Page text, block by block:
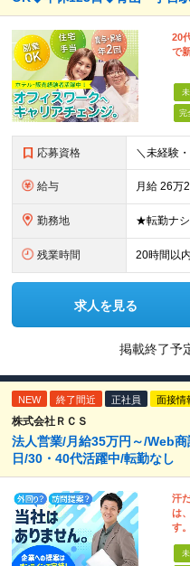
20
で
完
応募資格
給与
勤務地
残業時間 20時間以内
求人を見る
掲載終了予
NEW 終了間近 正社員 面接情
株式会社ＲＣＳ
法人営業/月給35万円～/Web
日/30・40代活躍中/転勤なし
汗
は
す。